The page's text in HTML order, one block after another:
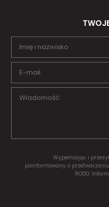
Wypełniając i
poinformowany o
RODO.